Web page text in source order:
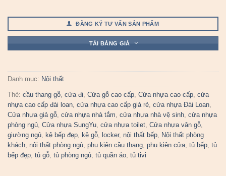
ĐĂNG KÝ TƯ VẤN SẢN PHẨM
TẢI BẢNG GIÁ
Danh mục: Nội thất
Thẻ: cầu thang gỗ, cửa đi, Cửa gỗ cao cấp, Cửa nhựa cao cấp, cửa
nhựa cao cấp đài loan, cửa nhựa cao cấp giá rẻ, cửa nhựa Đài Loan,
Cửa nhựa giả gỗ, cửa nhựa nhà tắm, cửa nhựa nhà vệ sinh, cửa nhựa
phòng ngủ, Cửa nhựa SungYu, cửa nhựa toilet, Cửa nhựa vân gỗ,
giường ngủ, kệ bếp đẹp, kệ gỗ, locker, nội thất bếp, Nội thất phòng
khách, nội thất phòng ngủ, phụ kiện cầu thang, phụ kiện cửa, tủ bếp, tủ
bếp đẹp, tủ gỗ, tủ phòng ngủ, tủ quần áo, tủ tivi